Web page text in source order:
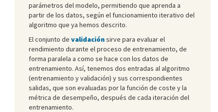
parámetros del modelo, permitiendo que aprenda a
partir de los datos, según el funcionamiento iterativo del
algoritmo que ya hemos descrito.
El conjunto de validaciónsirve para evaluar el
rendimiento durante el proceso de entrenamiento, de
forma paralela a como se hace con los datos de
entrenamiento. Así, tenemos dos entradas al algoritmo
(entrenamiento y validación) y sus correspondientes
salidas, que son evaluadas por la función de coste y la
métrica de desempeño, después de cada iteración del
entrenamiento.